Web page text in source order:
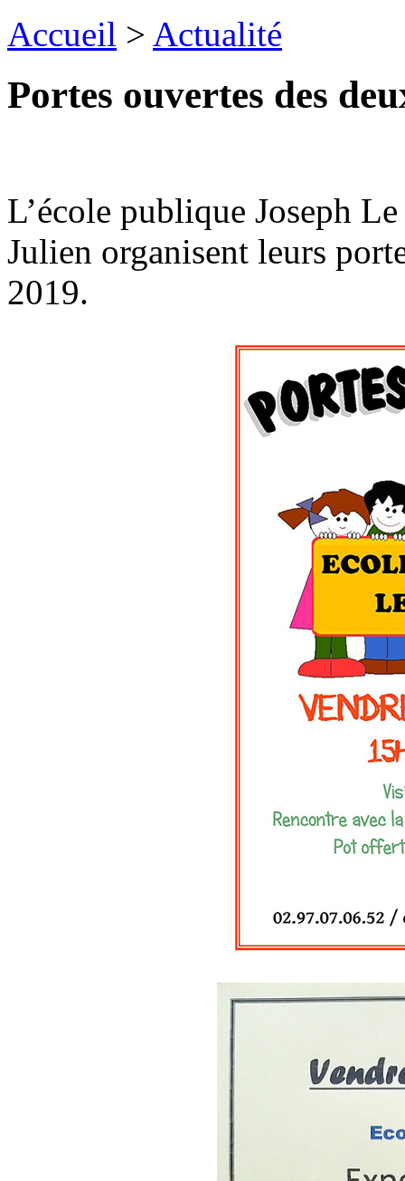
Accueil > Actualité
Portes ouvertes des
L’école publique Joseph
Julien organisent leurs
2019.